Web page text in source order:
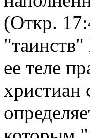
(Откр.
ее теле
христиан